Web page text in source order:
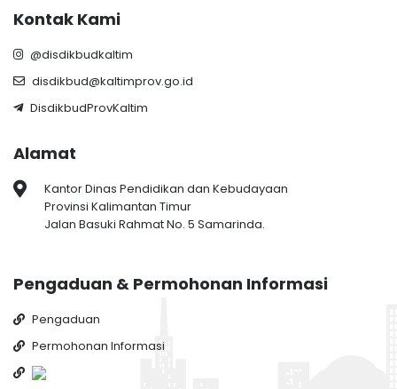
Kontak Kami
@disdikbudkaltim
disdikbud@kaltimprov.go.id
DisdikbudProvKaltim
Alamat
Kantor Dinas Pendidikan dan Kebudayaan
Provinsi Kalimantan Timur
Jalan Basuki Rahmat No. 5 Samarinda.
Pengaduan & Permohonan Informasi
Pengaduan
Permohonan Informasi